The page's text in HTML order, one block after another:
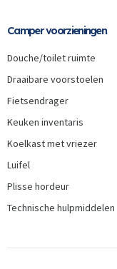
Camper voorzieningen
Douche/toilet ruimte
Draaibare voorstoelen
Fietsendrager
Keuken inventaris
Koelkast met vriezer
Luifel
Plisse hordeur
Technische hulpmiddelen